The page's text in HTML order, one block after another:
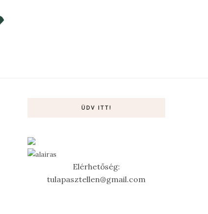
ÜDV ITT!
Elérhetőség:
tulapasztellen@gmail.com